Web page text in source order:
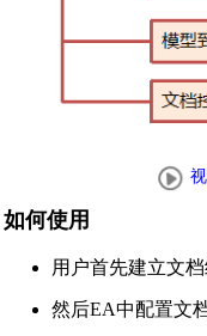
如何使用
用户首先建立文
然后EA中配置文